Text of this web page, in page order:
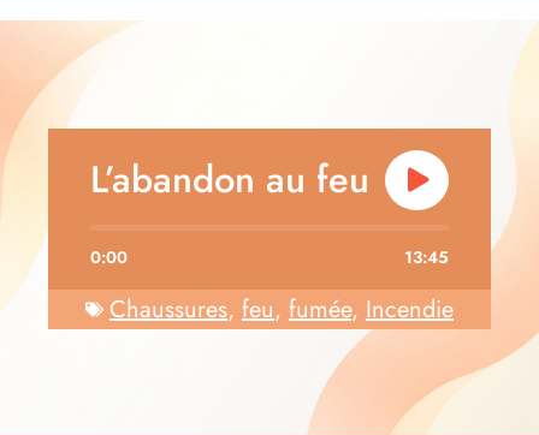
L’abandon au feu
0:00 13:45
Chaussures, feu, fumée, Incendie